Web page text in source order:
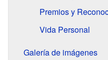
Premios y
Vida Personal
Galería de imágenes